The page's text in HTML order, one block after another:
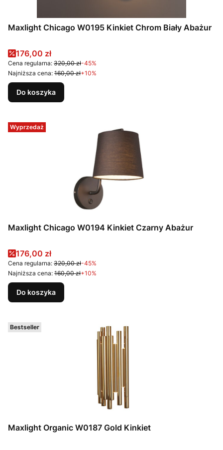
Maxlight Chicago W0195 Kinkiet Chrom Biały Abażur
Cena promocyjna
176,00 zł
Cena regularna: 320,00 zł-45%
Najniższa cena: 160,00 zł+10%
Do koszyka
Wyprzedaż
Maxlight Chicago W0194 Kinkiet Czarny Abażur
Cena promocyjna
176,00 zł
Cena regularna: 320,00 zł-45%
Najniższa cena: 160,00 zł+10%
Do koszyka
Bestseller
Maxlight Organic W0187 Gold Kinkiet